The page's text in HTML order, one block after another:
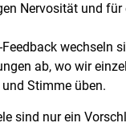
Nervosität und für
wechseln
ab, wo wir
Stimme üben.
sind nur ein